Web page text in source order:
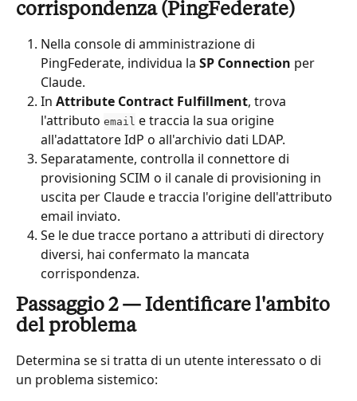
corrispondenza (PingFederate)
Nella console di amministrazione di
PingFederate, individua la SP Connection per
Claude.
In Attribute Contract Fulfillment, trova
l'attributo email e traccia la sua origine
all'adattatore IdP o all'archivio dati LDAP.
Separatamente, controlla il connettore di
provisioning SCIM o il canale di provisioning in
uscita per Claude e traccia l'origine dell'attributo
email inviato.
Se le due tracce portano a attributi di directory
diversi, hai confermato la mancata
corrispondenza.
Passaggio 2 — Identificare l'ambito
del problema
Determina se si tratta di un utente interessato o di
un problema sistemico: